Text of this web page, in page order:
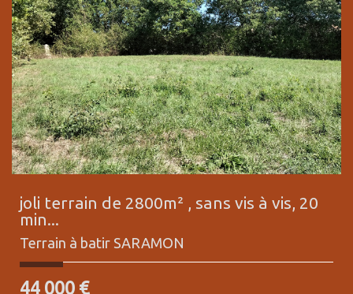
joli terrain de 2800m² , sans vis à vis, 20
min...
Terrain à batir SARAMON
44 000 €